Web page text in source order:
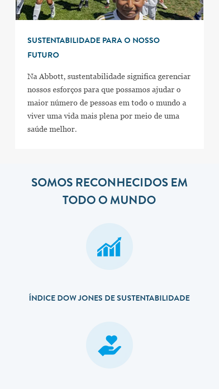
SUSTENTABILIDADE PARA O NOSSO
FUTURO
Na Abbott, sustentabilidade significa gerenciar
nossos esforços para que possamos ajudar o
maior número de pessoas em todo o mundo a
viver uma vida mais plena por meio de uma
saúde melhor.
SOMOS RECONHECIDOS EM
TODO O MUNDO
ÍNDICE DOW JONES DE SUSTENTABILIDADE